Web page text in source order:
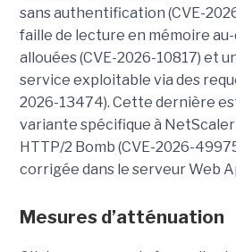
sans authentification (CVE-
faille de lecture en mémoire
allouées (CVE-2026-10817) et
service exploitable via des
2026-13474). Cette dernière
variante spécifique à
HTTP/2 Bomb (CVE-2026-
corrigée dans le serveur Web
Mesures d’atténuation